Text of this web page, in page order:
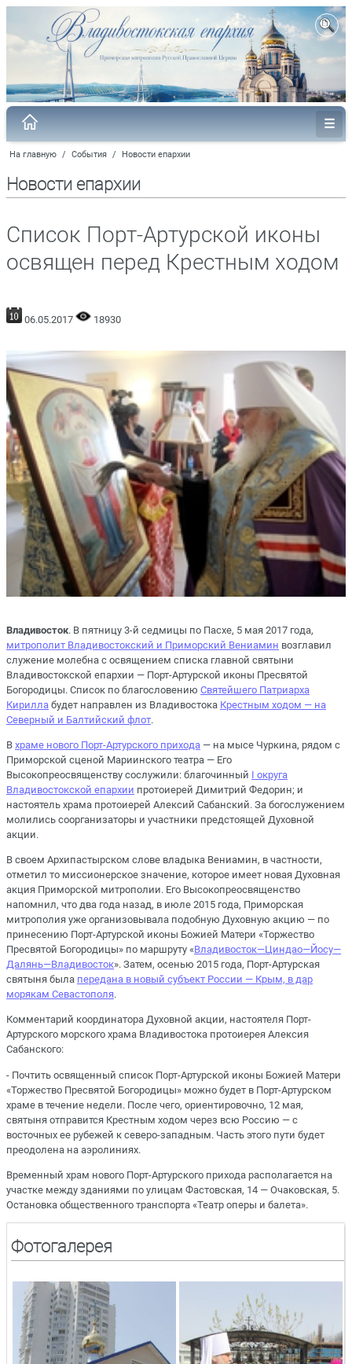
На главную / События / Новости епархии
Новости епархии
Список Порт-Артурской иконы
освящен перед Крестным ходом
06.05.2017 18930
Владивосток. В пятницу 3-й седмицы по Пасхе, 5 мая 2017 года,
митрополит Владивостокский и Приморский Вениамин возглавил
служение молебна с освящением списка главной святыни
Владивостокской епархии — Порт-Артурской иконы Пресвятой
Богородицы. Список по благословению Святейшего Патриарха
Кирилла будет направлен из Владивостока Крестным ходом — на
Северный и Балтийский флот.
В храме нового Порт-Артурского прихода — на мысе Чуркина, рядом с
Приморской сценой Мариинского театра — Его
Высокопреосвященству сослужили: благочинный I округа
Владивостокской епархии протоиерей Димитрий Федорин; и
настоятель храма протоиерей Алексий Сабанский. За богослужением
молились соорганизаторы и участники предстоящей Духовной
акции.
В своем Архипастырском слове владыка Вениамин, в частности,
отметил то миссионерское значение, которое имеет новая Духовная
акция Приморской митрополии. Его Высокопреосвященство
напомнил, что два года назад, в июле 2015 года, Приморская
митрополия уже организовывала подобную Духовную акцию — по
принесению Порт-Артурской иконы Божией Матери «Торжество
Пресвятой Богородицы» по маршруту «Владивосток—Циндао—Йосу—
Далянь—Владивосток». Затем, осенью 2015 года, Порт-Артурская
святыня была передана в новый субъект России — Крым, в дар
морякам Севастополя.
Комментарий координатора Духовной акции, настоятеля Порт-
Артурского морского храма Владивостока протоиерея Алексия
Сабанского:
- Почтить освященный список Порт-Артурской иконы Божией Матери
«Торжество Пресвятой Богородицы» можно будет в Порт-Артурском
храме в течение недели. После чего, ориентировочно, 12 мая,
святыня отправится Крестным ходом через всю Россию — с
восточных ее рубежей к северо-западным. Часть этого пути будет
преодолена на аэролиниях.
Временный храм нового Порт-Артурского прихода располагается на
участке между зданиями по улицам Фастовская, 14 — Очаковская, 5.
Остановка общественного транспорта «Театр оперы и балета».
Фотогалерея